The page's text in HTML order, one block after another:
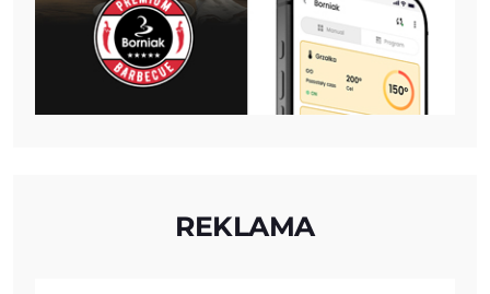
REKLAMA